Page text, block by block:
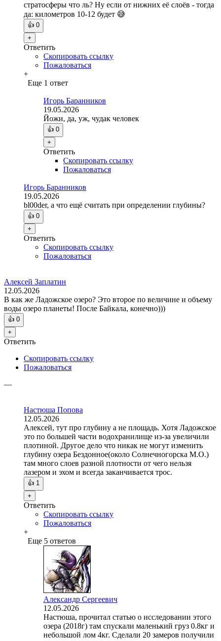
стратосферы что ль? Ну если от нижних её слоёв - тогда
да: километров 10-12 будет 😅
👍 0
+
Ответить
Скопировать ссылку
Пожаловаться
+
Еще 1 ответ
Игорь Баранников
19.05.2026
Йожи, да, уж, чудак человек
👍 0
+
Ответить
Скопировать ссылку
Пожаловаться
Игорь Баранников
19.05.2026
bl00der, а что ещё считать при определении глубины?
👍 0
+
Ответить
Скопировать ссылку
Пожаловаться
Алексей Заплатин
12.05.2026
В как же Ладожское озеро? Это второе по величине и объему
воды озеро планеты! После Байкала, конечно)))
👍 0
+
Ответить
Скопировать ссылку
Пожаловаться
—
Настюша Попова
12.05.2026
Алексей, тут про глубину а не площадь. Хотя Ладожское
это по большей части водохранилище из-за увеличили
плотиной. Другое дело что никак не могут изменить
глубину озера Бездонное(около Солнечногорска М.О.)
там много слоев разной плотности от чего нельзя
лазером и эхом и всегда заканчивается трос.
👍 1
+
Ответить
Скопировать ссылку
Пожаловаться
+
Еще 5 ответов
Александр Сергеевич
12.05.2026
Настюша, прочитал статью о исследовании этого
озера (2018г) там спускали маленький груз 0.8кг и
небольшой лом 4кг. Сделали 20 замеров получили